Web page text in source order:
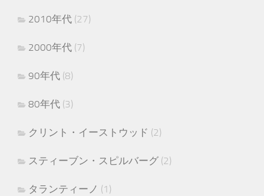
2010年代 (27)
2000年代 (7)
90年代 (8)
80年代 (3)
クリント・イーストウッド (2)
スティーブン・スピルバーグ (2)
タランティーノ (1)